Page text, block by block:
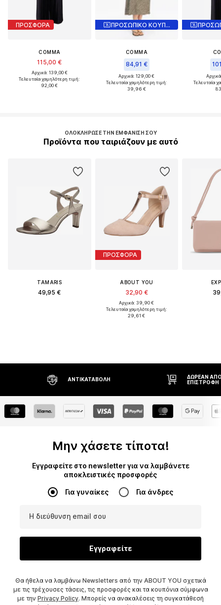
ΠΡΟΣΦΟΡΑ
COMMA
115,00 €
Αρχικά: 139,00 €
Τελευταία χαμηλότερη τιμή:
92,00 €
ΠΡΟΣΩΠΙΚΟ ΚΟΥΠΟΝΙ
COMMA
84,91 €
Αρχικά: 129,00 €
Τελευταία χαμηλότερη τιμή:
39,96 €
Τελευταία
ΟΛΟΚΛΉΡΩΣΕ ΤΗΝ ΕΜΦΆΝΙΣΉ ΣΟΥ
Προϊόντα που ταιριάζουν με αυτό
TAMARIS
49,95 €
ΠΡΟΣΦΟΡΑ
ABOUT YOU
32,90 €
Αρχικά: 39,90 €
Τελευταία χαμηλότερη τιμή:
29,61 €
ΔΩΡΕΆΝ ΑΠΟΣΤΟΛΉ* ΚΑΙ
ΕΠΙΣΤΡΟΦΉ
ΔΙΚΑΊΩΜΑ
ΗΜΕΡΏΝ
Μην χάσετε τίποτα!
Εγγραφείτε στο newsletter για να λαμβάνετε
αποκλειστικές προσφορές
Για γυναίκες Για άνδρες
Η διεύθυνση email σου
Εγγραφείτε
Θα ήθελα να λαμβάνω Newsletters από την ABOUT YOU σχετικά
με τις τρέχουσες τάσεις, τις προσφορές και τα κουπόνια σύμφωνα
με την Privacy Policy. Μπορείς να ανακαλέσεις τη συγκατάθεσή